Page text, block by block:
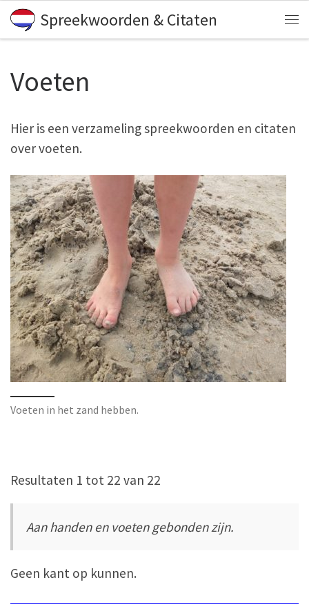
Skip to content
Spreekwoorden & Citaten
Voeten
Hier is een verzameling spreekwoorden en citaten
over voeten.
Voeten in het zand hebben.
Resultaten 1 tot 22 van 22
Aan handen en voeten gebonden zijn.
Geen kant op kunnen.